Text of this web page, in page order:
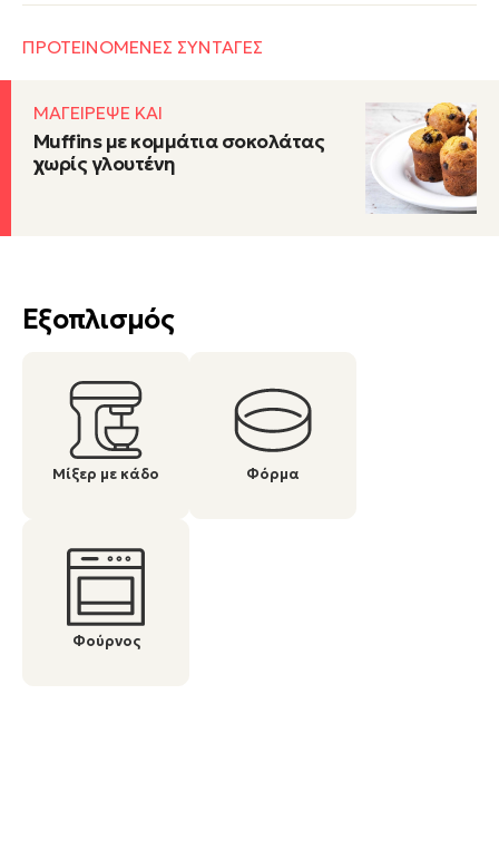
Εξοπλισμός
Μίξερ με κάδο Φόρμα
Φούρνος
ΠΡΟΤΕΙΝΟΜΕΝΕΣ ΣΥΝΤΑΓΕΣ
ΜΑΓΕΙΡΕΨΕ ΚΑΙ
Muffins με κομμάτια σοκολάτας
χωρίς γλουτένη